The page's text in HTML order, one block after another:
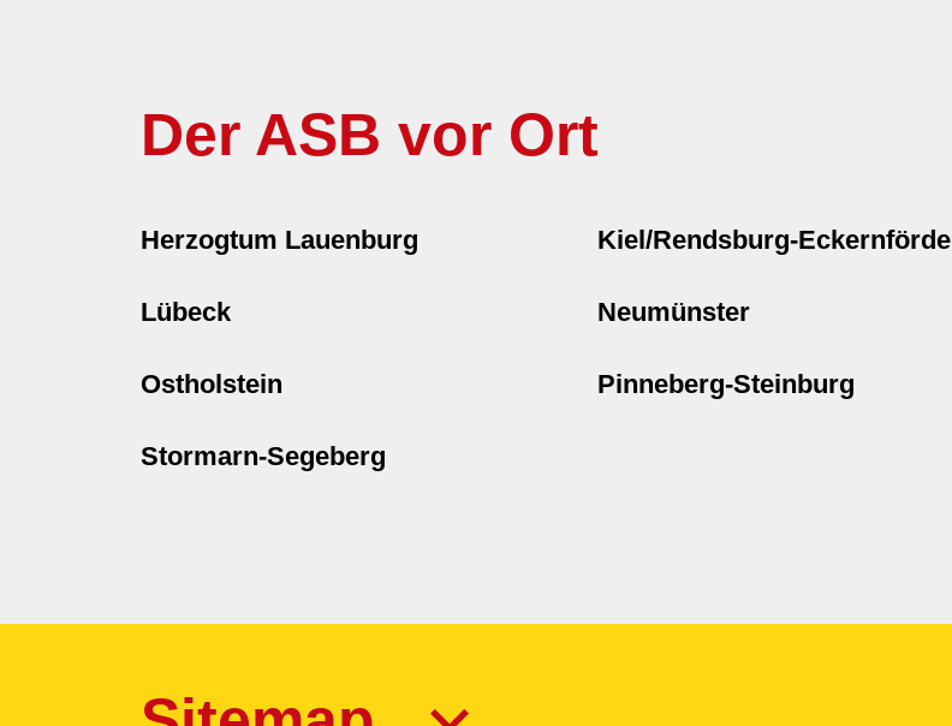
Der ASB vor Ort
Herzogtum Lauenburg Kiel/Rendsburg-Eckernförde
Lübeck Neumünster
Ostholstein Pinneberg-Steinburg
Stormarn-Segeberg